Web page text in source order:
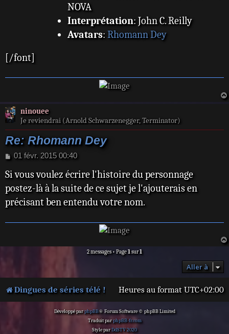
NOVA
Interprétation: John C. Reilly
Avatars: Rhomann Dey
[/font]
ninouee
Je reviendrai (Arnold Schwarzenegger, Terminator)
Re: Rhomann Dey
M
s
a
g
01 févr. 2015 00:40
Si vous voulez écrire l'histoire du personnage
postez-là à la suite de ce sujet je l'ajouterais en
précisant ben entendu votre nom.
2 messages • Page1sur1
Aller à
Dingues de séries télé ! Heures au format UTC+02:00
Développé parphpBB® Forum Software © phpBB Limited
Traduit parphpBB-fr.com
Style parDdSTV 2020